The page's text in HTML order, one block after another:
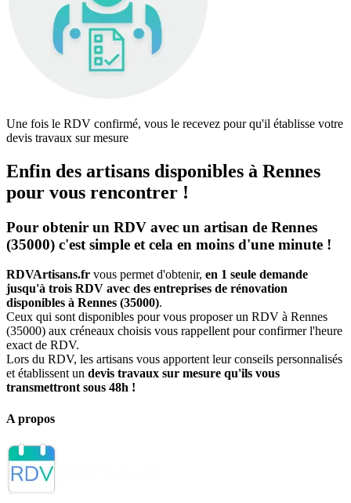
Une fois le RDV confirmé, vous le recevez pour qu'il établisse votre
devis travaux sur mesure
Enfin des artisans disponibles à Rennes
pour vous rencontrer !
Pour obtenir un RDV avec un artisan de Rennes
(35000) c'est simple et cela en moins d'une minute !
RDVArtisans.fr vous permet d'obtenir, en 1 seule demande
jusqu'à trois RDV avec des entreprises de rénovation
disponibles à Rennes (35000).
Ceux qui sont disponibles pour vous proposer un RDV à Rennes
(35000) aux créneaux choisis vous rappellent pour confirmer l'heure
exact de RDV.
Lors du RDV, les artisans vous apportent leur conseils personnalisés
et établissent un devis travaux sur mesure qu'ils vous
transmettront sous 48h !
A propos